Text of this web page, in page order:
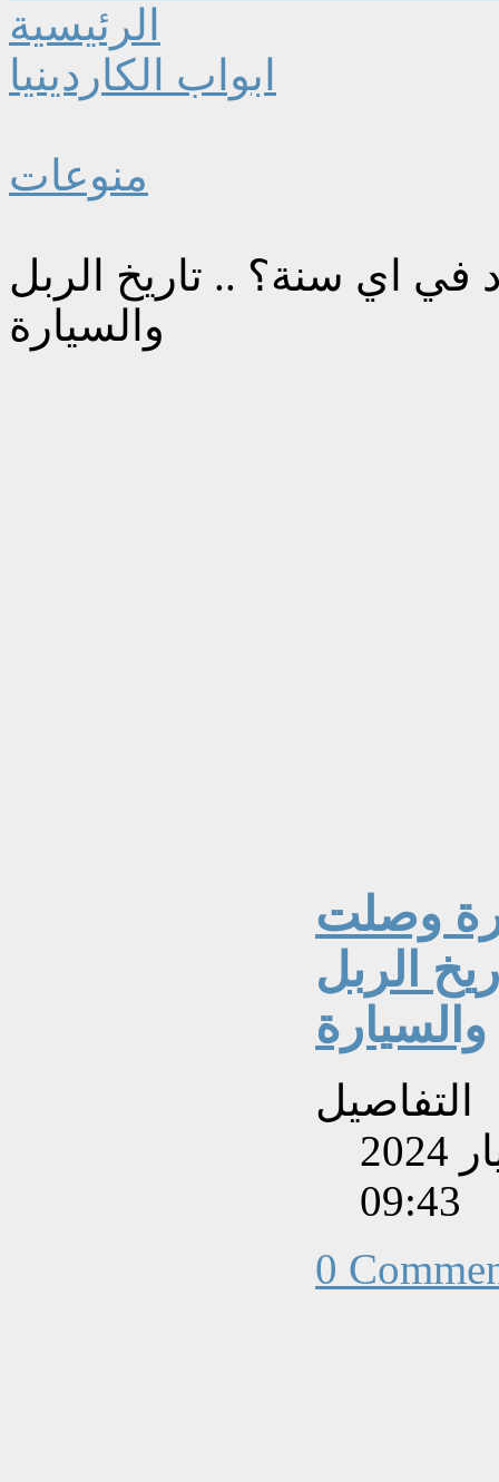
الرئيسية
ابواب الكاردينيا
منوعات
في اي سنة؟ .. تاريخ الربل
والسيارة
وصلت
الربل
والسيارة
التفاصيل
تم إنشاءه بتاريخ الإثنين, 06 أيار 2024
09:43
0